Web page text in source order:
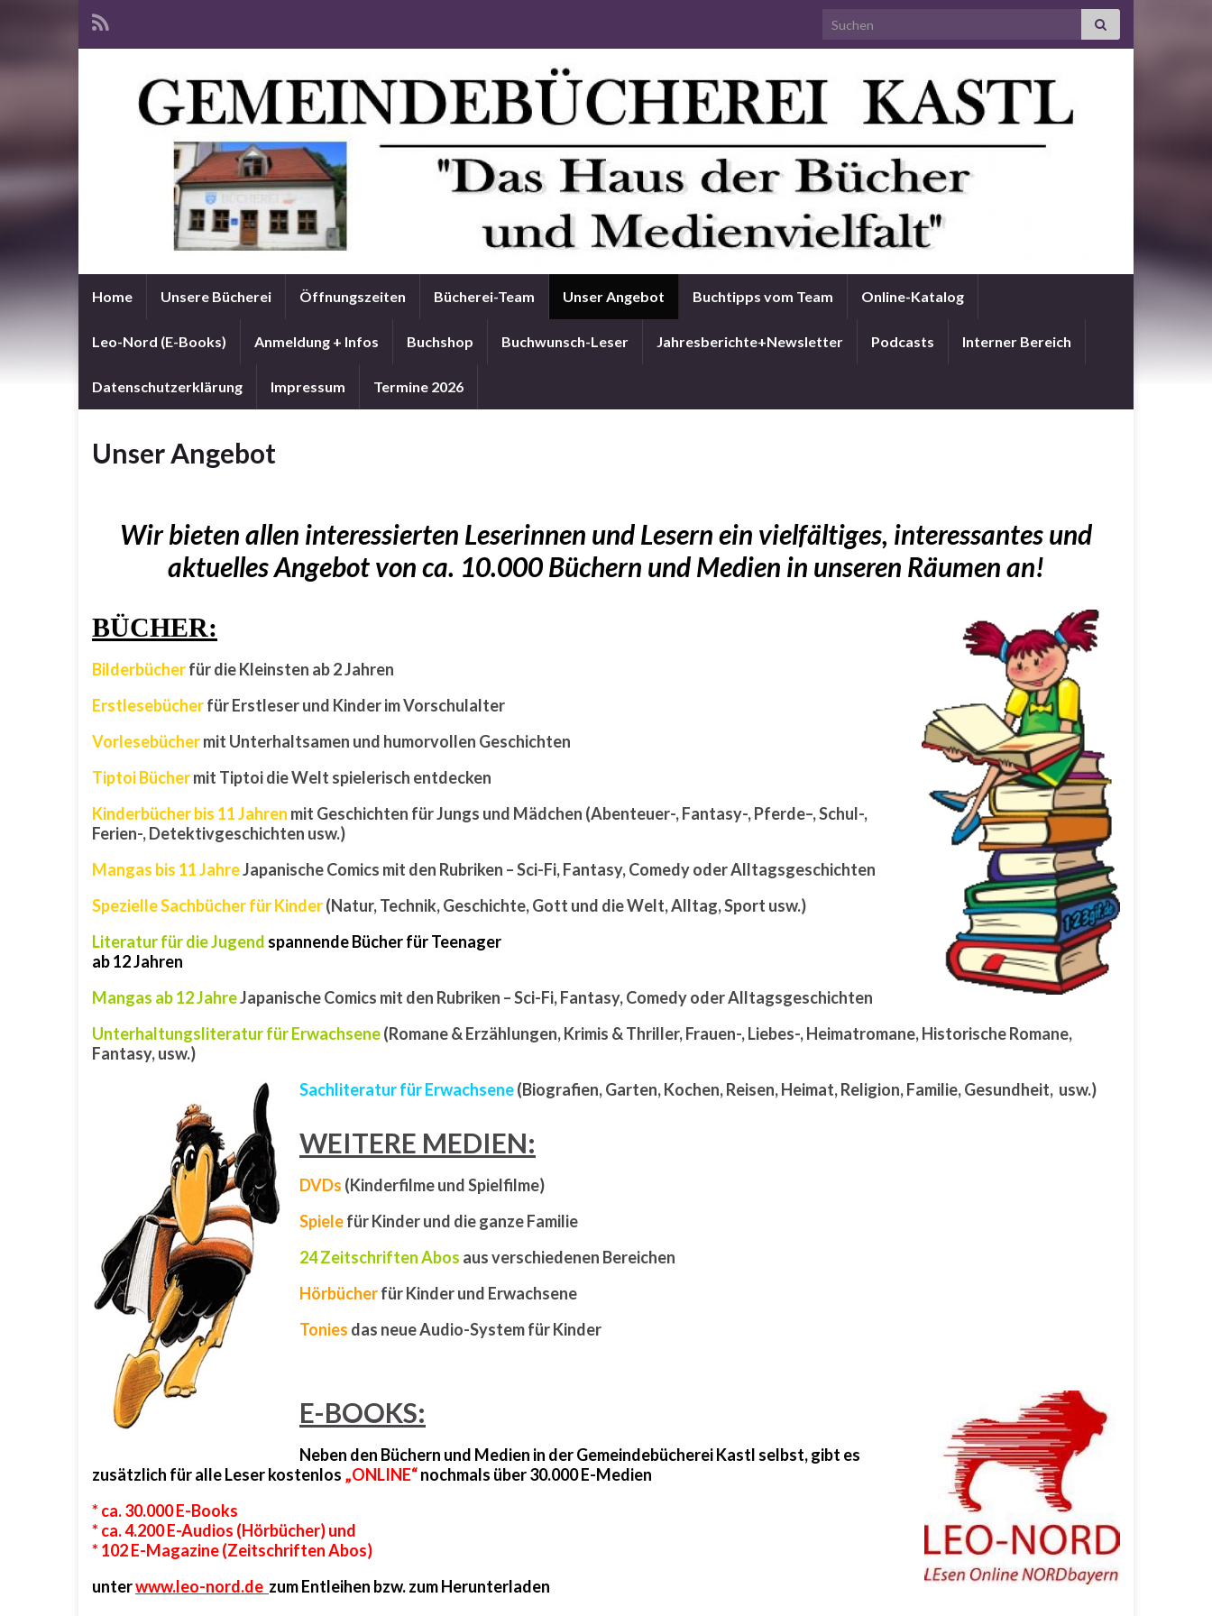
Search for:
Home Unsere Bücherei Öffnungszeiten Bücherei-Team Unser Angebot Buchtipps vom Team Online-Katalog
Leo-Nord (E-Books) Anmeldung + Infos Buchshop Buchwunsch-Leser Jahresberichte+Newsletter Podcasts Interner Bereich
Datenschutzerklärung Impressum Termine 2026
Unser Angebot
Wir bieten allen interessierten Leserinnen und Lesern ein vielfältiges, interessantes und
aktuelles Angebot von ca. 10.000 Büchern und Medien in unseren Räumen an!
BÜCHER:
Bilderbücherfür die Kleinsten ab 2 Jahren
Erstlesebücherfür Erstleser und Kinder im Vorschulalter
Vorlesebüchermit Unterhaltsamen und humorvollen Geschichten
Tiptoi Büchermit Tiptoi die Welt spielerisch entdecken
Kinderbücherbis 11 Jahren mit Geschichten für Jungs und Mädchen (Abenteuer-, Fantasy-, Pferde–, Schul-,
Ferien-, Detektivgeschichten usw.)
Mangas bis 11 JahreJapanische Comics mit den Rubriken – Sci-Fi, Fantasy, Comedy oder Alltagsgeschichten
Spezielle Sachbücher für Kinder(Natur, Technik, Geschichte, Gott und die Welt, Alltag, Sport usw.)
Literatur für die Jugend spannende Bücher für Teenager
ab 12 Jahren
Mangas ab 12 JahreJapanische Comics mit den Rubriken – Sci-Fi, Fantasy, Comedy oder Alltagsgeschichten
Unterhaltungsliteratur für Erwachsene(Romane & Erzählungen, Krimis & Thriller, Frauen-, Liebes-, Heimatromane, Historische Romane,
Fantasy, usw.)
Sachliteratur für Erwachsene(Biografien, Garten, Kochen, Reisen, Heimat, Religion, Familie, Gesundheit, usw.)
WEITERE MEDIEN:
DVDs (Kinderfilme und Spielfilme)
Spielefür Kinder und die ganze Familie
24 Zeitschriften Abos aus verschiedenen Bereichen
Hörbücherfür Kinder und Erwachsene
Tonies das neue Audio-System für Kinder
E-BOOKS:
Neben den Büchern und Medien in der Gemeindebücherei Kastl selbst, gibt es
zusätzlich für alle Leser kostenlos „ONLINE“nochmals über 30.000 E-Medien
* ca. 30.000 E-Books
*ca. 4.200 E-Audios (Hörbücher)und
* 102 E-Magazine (Zeitschriften Abos)
unterwww.leo-nord.de zum Entleihen bzw. zum Herunterladen